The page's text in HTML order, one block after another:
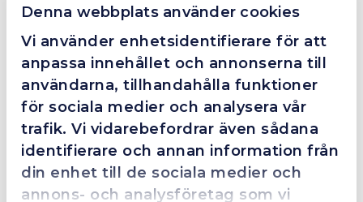
Denna webbplats använder cookies
Vi använder enhetsidentifierare för att
anpassa innehållet och annonserna till
användarna, tillhandahålla funktioner
för sociala medier och analysera vår
trafik. Vi vidarebefordrar även sådana
identifierare och annan information från
din enhet till de sociala medier och
annons- och analysföretag som vi
Grym service!
Dom här grabbarna är definitionen av serviceminded.
Trots en billigare order, som det blev lite strul med,
så agerade dom blixtsnabbt och löste det långt över
förväntan. Hade kontakt med Alexander, som förtjänar
en extra guldstjärna.